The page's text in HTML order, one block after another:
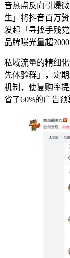
音热点反向引爆
生」将抖音百万
发起「寻找手残
品牌曝光量超2000
私域流量的精细
先体验群」，定
机制，使复购率
省了60%的广告预